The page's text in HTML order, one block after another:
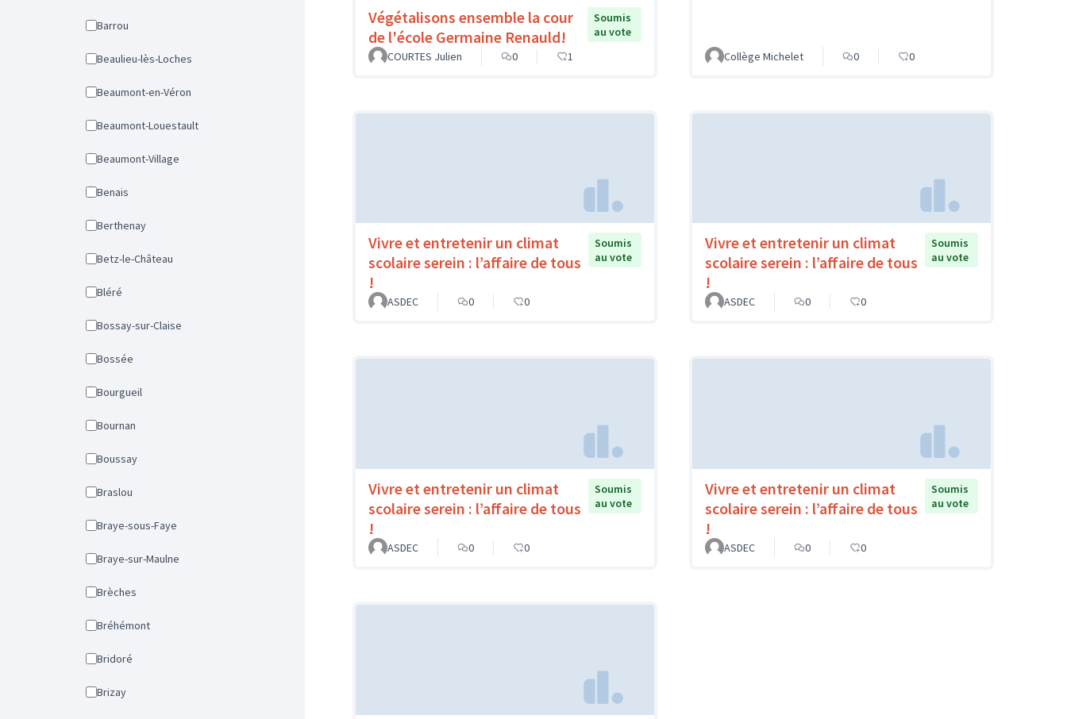
Barrou
Beaulieu-lès-Loches
Beaumont-en-Véron
Beaumont-Louestault
Beaumont-Village
Benais
Berthenay
Betz-le-Château
Bléré
Bossay-sur-Claise
Bossée
Bourgueil
Bournan
Boussay
Braslou
Braye-sous-Faye
Braye-sur-Maulne
Brèches
Bréhémont
Bridoré
Brizay
Végétalisons ensemble la cour
de l'école Germaine Renauld!
Soumis
au vote
COURTES Julien
0 1 Collège Michelet 0 0
Vivre et entretenir un climat
scolaire serein : l’affaire de tous
!
Soumis
au vote
ASDEC 0 0
Vivre et entretenir un climat
scolaire serein : l’affaire de tous
!
Soumis
au vote
ASDEC 0 0
Vivre et entretenir un climat
scolaire serein : l’affaire de tous
!
Soumis
au vote
ASDEC 0 0
Vivre et entretenir un climat
scolaire serein : l’affaire de tous
!
Soumis
au vote
ASDEC 0 0